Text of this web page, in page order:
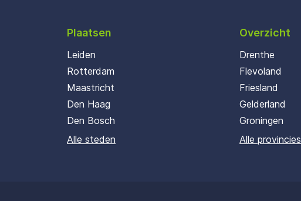
Plaatsen
Leiden
Rotterdam
Maastricht
Den Haag
Den Bosch
Alle steden
Overzicht
Drenthe
Flevoland
Friesland
Gelderland
Groningen
Alle provincies